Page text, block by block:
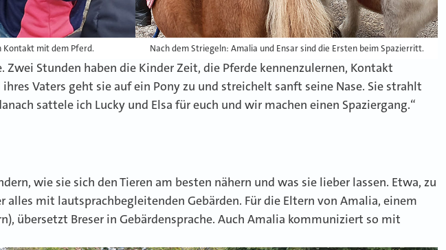
mit dem Pferd. Nach dem Striegeln: Amalia und Ensar sind die Ersten beim Spazierritt.
Stunden haben die Kinder Zeit, die Pferde kennenzulernen, Kontakt
Vaters geht sie auf ein Pony zu und streichelt sanft seine Nase. Sie strahlt
sattele ich Lucky und Elsa für euch und wir machen einen Spaziergang.“
wie sie sich den Tieren am besten nähern und was sie lieber lassen. Etwa, zu
mit lautsprachbegleitenden Gebärden. Für die Eltern von Amalia, einem
übersetzt Breser in Gebärdensprache. Auch Amalia kommuniziert so mit